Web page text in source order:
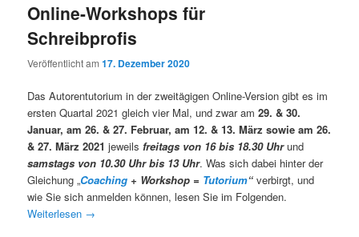
Online-Workshops für
Schreibprofis
Veröffentlicht am17. Dezember 2020
Das Autorentutorium in der zweitägigen Online-Version gibt es im
ersten Quartal 2021 gleich vier Mal, und zwar am29. & 30.
Januar, am 26. & 27. Februar, am 12. & 13. März sowie am 26.
& 27. März 2021 jeweils freitags von 16 bis 18.30 Uhrund
samstags von 10.30 Uhr bis 13 Uhr. Was sich dabei hinter der
Gleichung „Coaching + Workshop = Tutorium“ verbirgt, und
wie Sie sich anmelden können, lesen Sie im Folgenden.
Weiterlesen →